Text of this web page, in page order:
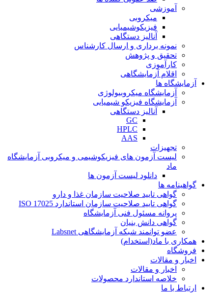
آموزشی
میکروبی
فیزیکوشیمیایی
آنالیز دستگاهی
نمونه برداری و ارسال کارشناس
تحقیق و پژوهش
کارآموزی
اقلام آزمایشگاهی
آزمایشگاه ها
آزمایشگاه میکروبیولوژی
آزمایشگاه فیزیکو شیمیایی
آنالیز دستگاهی
GC
HPLC
AAS
تجهیزات
لیست آزمون های فیزیکوشیمی و میکروبی آزمایشگاه
ماد
دانلود لیست آزمون ها
گواهینامه ها
گواهی تایید صلاحیت سازمان غذا و دارو
گواهی تایید صلاحیت سازمان استاندارد ISO 17025
پروانه مسئول فنی آزمایشگاه
گواهی دانش بنیان
عضو توانمند شبکه آزمایشگاهی Labsnet
همکاری با ماد(استخدام)
فروشگاه
اخبار و مقالات
اخبار و مقالات
خلاصه استاندارد محصولات
ارتباط با ما